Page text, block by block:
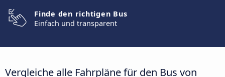
Finde den richtigen Bus
Einfach und transparent
Vergleiche alle Fahrpläne für den Bus von